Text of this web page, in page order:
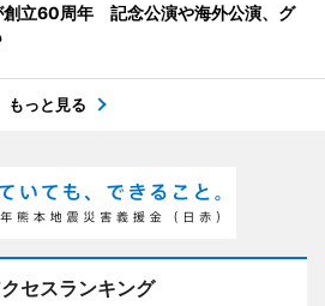
創立60周年 記念公演や海外公演、グ
もっと見る
セスランキング